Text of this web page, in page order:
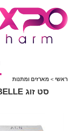
ראשי > מארזים ומתנות
סט זוג LA BELLE